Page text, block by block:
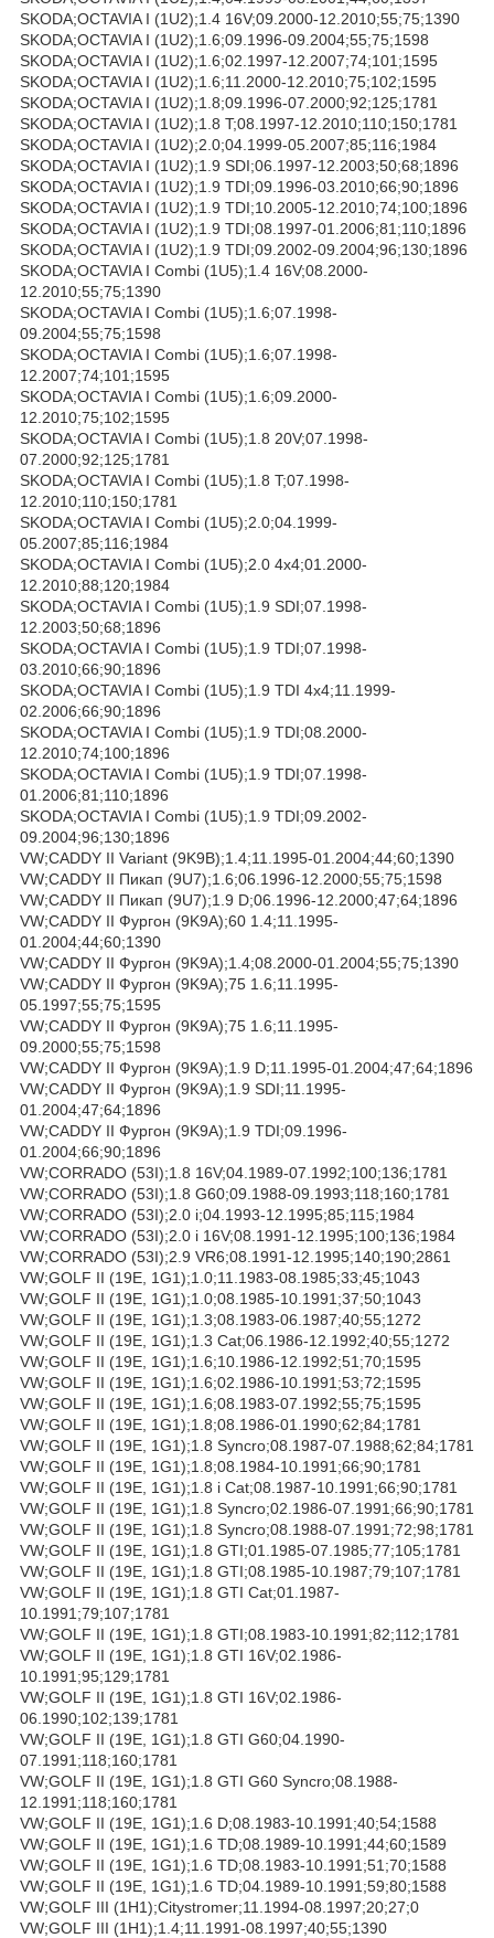
SKODA;OCTAVIA I (1U2);1.4 16V;09.2000-12.2010;55;75;1390
SKODA;OCTAVIA I (1U2);1.6;09.1996-09.2004;55;75;1598
SKODA;OCTAVIA I (1U2);1.6;02.1997-12.2007;74;101;1595
SKODA;OCTAVIA I (1U2);1.6;11.2000-12.2010;75;102;1595
SKODA;OCTAVIA I (1U2);1.8;09.1996-07.2000;92;125;1781
SKODA;OCTAVIA I (1U2);1.8 T;08.1997-12.2010;110;150;1781
SKODA;OCTAVIA I (1U2);2.0;04.1999-05.2007;85;116;1984
SKODA;OCTAVIA I (1U2);1.9 SDI;06.1997-12.2003;50;68;1896
SKODA;OCTAVIA I (1U2);1.9 TDI;09.1996-03.2010;66;90;1896
SKODA;OCTAVIA I (1U2);1.9 TDI;10.2005-12.2010;74;100;1896
SKODA;OCTAVIA I (1U2);1.9 TDI;08.1997-01.2006;81;110;1896
SKODA;OCTAVIA I (1U2);1.9 TDI;09.2002-09.2004;96;130;1896
SKODA;OCTAVIA I Combi (1U5);1.4 16V;08.2000-
12.2010;55;75;1390
SKODA;OCTAVIA I Combi (1U5);1.6;07.1998-
09.2004;55;75;1598
SKODA;OCTAVIA I Combi (1U5);1.6;07.1998-
12.2007;74;101;1595
SKODA;OCTAVIA I Combi (1U5);1.6;09.2000-
12.2010;75;102;1595
SKODA;OCTAVIA I Combi (1U5);1.8 20V;07.1998-
07.2000;92;125;1781
SKODA;OCTAVIA I Combi (1U5);1.8 T;07.1998-
12.2010;110;150;1781
SKODA;OCTAVIA I Combi (1U5);2.0;04.1999-
05.2007;85;116;1984
SKODA;OCTAVIA I Combi (1U5);2.0 4x4;01.2000-
12.2010;88;120;1984
SKODA;OCTAVIA I Combi (1U5);1.9 SDI;07.1998-
12.2003;50;68;1896
SKODA;OCTAVIA I Combi (1U5);1.9 TDI;07.1998-
03.2010;66;90;1896
SKODA;OCTAVIA I Combi (1U5);1.9 TDI 4x4;11.1999-
02.2006;66;90;1896
SKODA;OCTAVIA I Combi (1U5);1.9 TDI;08.2000-
12.2010;74;100;1896
SKODA;OCTAVIA I Combi (1U5);1.9 TDI;07.1998-
01.2006;81;110;1896
SKODA;OCTAVIA I Combi (1U5);1.9 TDI;09.2002-
09.2004;96;130;1896
VW;CADDY II Variant (9K9B);1.4;11.1995-01.2004;44;60;1390
VW;CADDY II Пикап (9U7);1.6;06.1996-12.2000;55;75;1598
VW;CADDY II Пикап (9U7);1.9 D;06.1996-12.2000;47;64;1896
VW;CADDY II Фургон (9K9A);60 1.4;11.1995-
01.2004;44;60;1390
VW;CADDY II Фургон (9K9A);1.4;08.2000-01.2004;55;75;1390
VW;CADDY II Фургон (9K9A);75 1.6;11.1995-
05.1997;55;75;1595
VW;CADDY II Фургон (9K9A);75 1.6;11.1995-
09.2000;55;75;1598
VW;CADDY II Фургон (9K9A);1.9 D;11.1995-01.2004;47;64;1896
VW;CADDY II Фургон (9K9A);1.9 SDI;11.1995-
01.2004;47;64;1896
VW;CADDY II Фургон (9K9A);1.9 TDI;09.1996-
01.2004;66;90;1896
VW;CORRADO (53I);1.8 16V;04.1989-07.1992;100;136;1781
VW;CORRADO (53I);1.8 G60;09.1988-09.1993;118;160;1781
VW;CORRADO (53I);2.0 i;04.1993-12.1995;85;115;1984
VW;CORRADO (53I);2.0 i 16V;08.1991-12.1995;100;136;1984
VW;CORRADO (53I);2.9 VR6;08.1991-12.1995;140;190;2861
VW;GOLF II (19E, 1G1);1.0;11.1983-08.1985;33;45;1043
VW;GOLF II (19E, 1G1);1.0;08.1985-10.1991;37;50;1043
VW;GOLF II (19E, 1G1);1.3;08.1983-06.1987;40;55;1272
VW;GOLF II (19E, 1G1);1.3 Cat;06.1986-12.1992;40;55;1272
VW;GOLF II (19E, 1G1);1.6;10.1986-12.1992;51;70;1595
VW;GOLF II (19E, 1G1);1.6;02.1986-10.1991;53;72;1595
VW;GOLF II (19E, 1G1);1.6;08.1983-07.1992;55;75;1595
VW;GOLF II (19E, 1G1);1.8;08.1986-01.1990;62;84;1781
VW;GOLF II (19E, 1G1);1.8 Syncro;08.1987-07.1988;62;84;1781
VW;GOLF II (19E, 1G1);1.8;08.1984-10.1991;66;90;1781
VW;GOLF II (19E, 1G1);1.8 i Cat;08.1987-10.1991;66;90;1781
VW;GOLF II (19E, 1G1);1.8 Syncro;02.1986-07.1991;66;90;1781
VW;GOLF II (19E, 1G1);1.8 Syncro;08.1988-07.1991;72;98;1781
VW;GOLF II (19E, 1G1);1.8 GTI;01.1985-07.1985;77;105;1781
VW;GOLF II (19E, 1G1);1.8 GTI;08.1985-10.1987;79;107;1781
VW;GOLF II (19E, 1G1);1.8 GTI Cat;01.1987-
10.1991;79;107;1781
VW;GOLF II (19E, 1G1);1.8 GTI;08.1983-10.1991;82;112;1781
VW;GOLF II (19E, 1G1);1.8 GTI 16V;02.1986-
10.1991;95;129;1781
VW;GOLF II (19E, 1G1);1.8 GTI 16V;02.1986-
06.1990;102;139;1781
VW;GOLF II (19E, 1G1);1.8 GTI G60;04.1990-
07.1991;118;160;1781
VW;GOLF II (19E, 1G1);1.8 GTI G60 Syncro;08.1988-
12.1991;118;160;1781
VW;GOLF II (19E, 1G1);1.6 D;08.1983-10.1991;40;54;1588
VW;GOLF II (19E, 1G1);1.6 TD;08.1989-10.1991;44;60;1589
VW;GOLF II (19E, 1G1);1.6 TD;08.1983-10.1991;51;70;1588
VW;GOLF II (19E, 1G1);1.6 TD;04.1989-10.1991;59;80;1588
VW;GOLF III (1H1);Citystromer;11.1994-08.1997;20;27;0
VW;GOLF III (1H1);1.4;11.1991-08.1997;40;55;1390